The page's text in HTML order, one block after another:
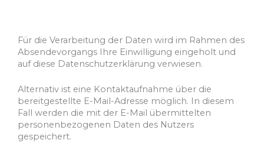
Für die Verarbeitung der Daten wird im Rahmen des
Absendevorgangs Ihre Einwilligung eingeholt und
auf diese Datenschutzerklärung verwiesen.
Alternativ ist eine Kontaktaufnahme über die
bereitgestellte E-Mail-Adresse möglich. In diesem
Fall werden die mit der E-Mail übermittelten
personenbezogenen Daten des Nutzers
gespeichert.